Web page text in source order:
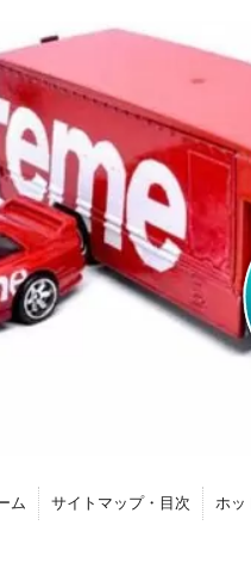
ム サイトマップ・目次 ホッ